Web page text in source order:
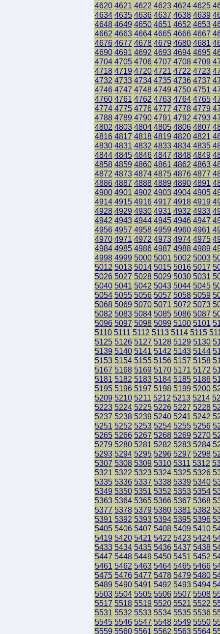
4620 4621 4622 4623 4624 4625
4634 4635 4636 4637 4638 4639
4648 4649 4650 4651 4652 4653
4662 4663 4664 4665 4666 4667
4676 4677 4678 4679 4680 4681
4690 4691 4692 4693 4694 4695
4704 4705 4706 4707 4708 4709
4718 4719 4720 4721 4722 4723
4732 4733 4734 4735 4736 4737
4746 4747 4748 4749 4750 4751
4760 4761 4762 4763 4764 4765
4774 4775 4776 4777 4778 4779
4788 4789 4790 4791 4792 4793
4802 4803 4804 4805 4806 4807
4816 4817 4818 4819 4820 4821
4830 4831 4832 4833 4834 4835
4844 4845 4846 4847 4848 4849
4858 4859 4860 4861 4862 4863
4872 4873 4874 4875 4876 4877
4886 4887 4888 4889 4890 4891
4900 4901 4902 4903 4904 4905
4914 4915 4916 4917 4918 4919
4928 4929 4930 4931 4932 4933
4942 4943 4944 4945 4946 4947
4956 4957 4958 4959 4960 4961
4970 4971 4972 4973 4974 4975
4984 4985 4986 4987 4988 4989
4998 4999 5000 5001 5002 5003
5012 5013 5014 5015 5016 5017
5026 5027 5028 5029 5030 5031
5040 5041 5042 5043 5044 5045
5054 5055 5056 5057 5058 5059
5068 5069 5070 5071 5072 5073
5082 5083 5084 5085 5086 5087
5096 5097 5098 5099 5100 5101
5110 5111 5112 5113 5114 5115
5125 5126 5127 5128 5129 5130
5139 5140 5141 5142 5143 5144
5153 5154 5155 5156 5157 5158
5167 5168 5169 5170 5171 5172
5181 5182 5183 5184 5185 5186
5195 5196 5197 5198 5199 5200
5209 5210 5211 5212 5213 5214
5223 5224 5225 5226 5227 5228
5237 5238 5239 5240 5241 5242
5251 5252 5253 5254 5255 5256
5265 5266 5267 5268 5269 5270
5279 5280 5281 5282 5283 5284
5293 5294 5295 5296 5297 5298
5307 5308 5309 5310 5311 5312
5321 5322 5323 5324 5325 5326
5335 5336 5337 5338 5339 5340
5349 5350 5351 5352 5353 5354
5363 5364 5365 5366 5367 5368
5377 5378 5379 5380 5381 5382
5391 5392 5393 5394 5395 5396
5405 5406 5407 5408 5409 5410
5419 5420 5421 5422 5423 5424
5433 5434 5435 5436 5437 5438
5447 5448 5449 5450 5451 5452
5461 5462 5463 5464 5465 5466
5475 5476 5477 5478 5479 5480
5489 5490 5491 5492 5493 5494
5503 5504 5505 5506 5507 5508
5517 5518 5519 5520 5521 5522
5531 5532 5533 5534 5535 5536
5545 5546 5547 5548 5549 5550
5559 5560 5561 5562 5563 5564